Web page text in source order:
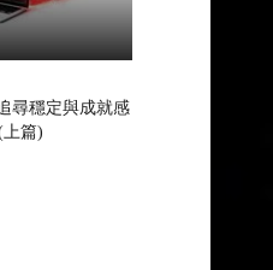
尋穩定與成就感
篇)